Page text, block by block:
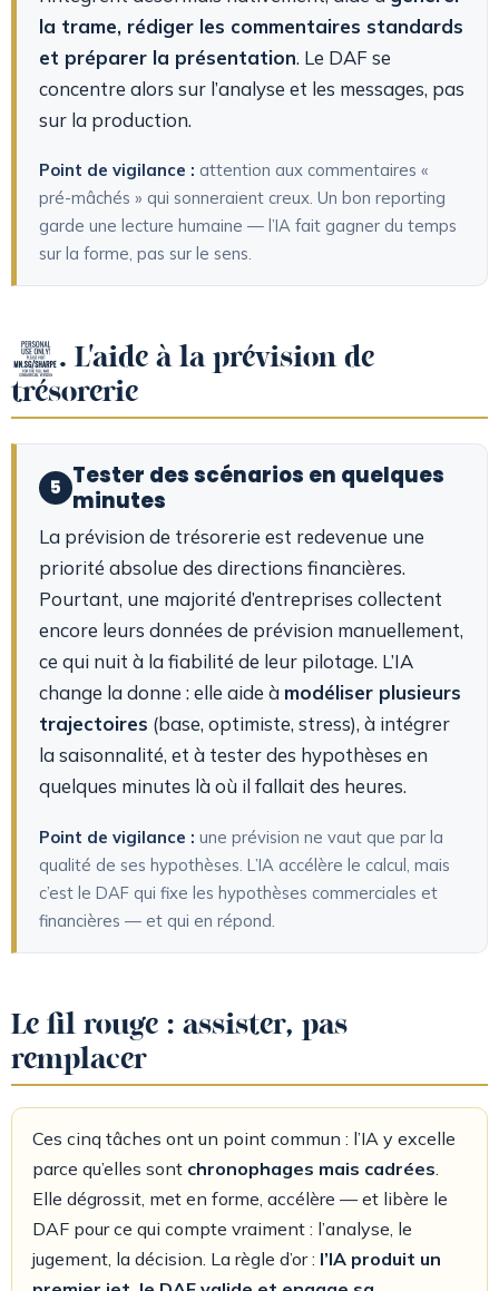
la trame, rédiger les commentaires standards
et préparer la présentation. Le DAF se
concentre alors sur l’analyse et les messages, pas
sur la production.
Point de vigilance : attention aux commentaires «
pré-mâchés » qui sonneraient creux. Un bon reporting
garde une lecture humaine — l’IA fait gagner du temps
sur la forme, pas sur le sens.
5. L’aide à la prévision de
trésorerie
5 Tester des scénarios en quelques
minutes
La prévision de trésorerie est redevenue une
priorité absolue des directions financières.
Pourtant, une majorité d’entreprises collectent
encore leurs données de prévision manuellement,
ce qui nuit à la fiabilité de leur pilotage. L’IA
change la donne : elle aide à modéliser plusieurs
trajectoires (base, optimiste, stress), à intégrer
la saisonnalité, et à tester des hypothèses en
quelques minutes là où il fallait des heures.
Point de vigilance : une prévision ne vaut que par la
qualité de ses hypothèses. L’IA accélère le calcul, mais
c’est le DAF qui fixe les hypothèses commerciales et
financières — et qui en répond.
Le fil rouge : assister, pas
remplacer
Ces cinq tâches ont un point commun : l’IA y excelle
parce qu’elles sont chronophages mais cadrées.
Elle dégrossit, met en forme, accélère — et libère le
DAF pour ce qui compte vraiment : l’analyse, le
jugement, la décision. La règle d’or : l’IA produit un